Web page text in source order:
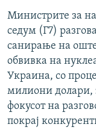
Министрите за
седум (Г7)
санирање на
обвивка на
Украина, со
милиони долари,
фокусот на
покрај